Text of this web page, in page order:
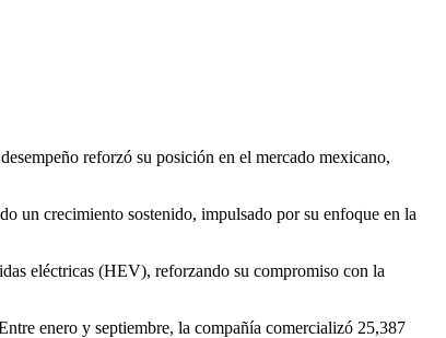
reforzó su posición en el mercado mexicano,
un crecimiento sostenido, impulsado por su enfoque en la
eléctricas (HEV), reforzando su compromiso con la
enero y septiembre, la compañía comercializó 25,387